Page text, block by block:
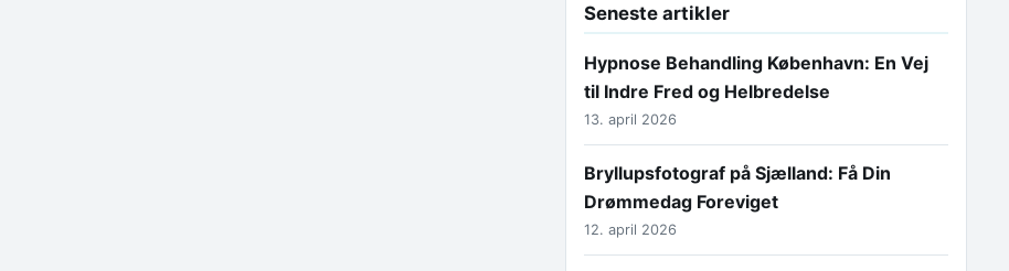
Seneste artikler
Hypnose Behandling København: En Vej
til Indre Fred og Helbredelse
13. april 2026
Bryllupsfotograf på Sjælland: Få Din
Drømmedag Foreviget
12. april 2026